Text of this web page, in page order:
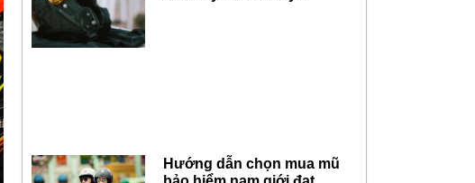
Hướng dẫn chọn mua mũ